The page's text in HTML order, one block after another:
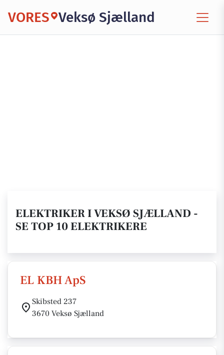
VORES Veksø Sjælland
ELEKTRIKER I VEKSØ SJÆLLAND -
SE TOP 10 ELEKTRIKERE
EL KBH ApS
Skibsted 237
3670 Veksø Sjælland